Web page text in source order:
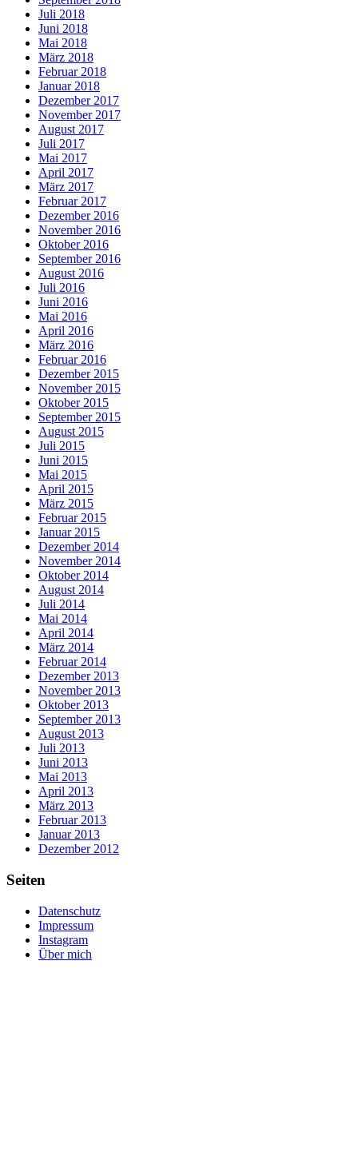
Juli 2018
Juni 2018
Mai 2018
März 2018
Februar 2018
Januar 2018
Dezember 2017
November 2017
August 2017
Juli 2017
Mai 2017
April 2017
März 2017
Februar 2017
Dezember 2016
November 2016
Oktober 2016
September 2016
August 2016
Juli 2016
Juni 2016
Mai 2016
April 2016
März 2016
Februar 2016
Dezember 2015
November 2015
Oktober 2015
September 2015
August 2015
Juli 2015
Juni 2015
Mai 2015
April 2015
März 2015
Februar 2015
Januar 2015
Dezember 2014
November 2014
Oktober 2014
August 2014
Juli 2014
Mai 2014
April 2014
März 2014
Februar 2014
Dezember 2013
November 2013
Oktober 2013
September 2013
August 2013
Juli 2013
Juni 2013
Mai 2013
April 2013
März 2013
Februar 2013
Januar 2013
Dezember 2012
Seiten
Datenschutz
Impressum
Instagram
Über mich